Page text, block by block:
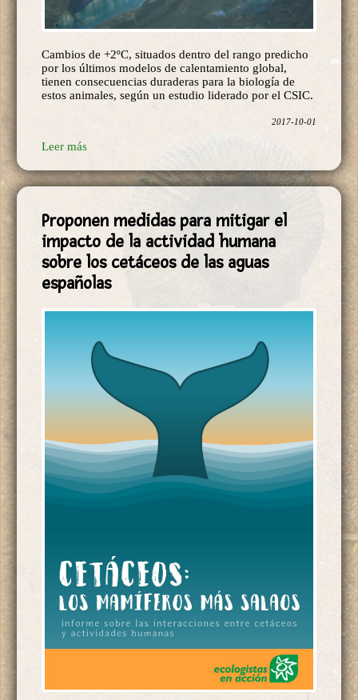
Cambios de +2ºC, situados dentro del rango predicho
por los últimos modelos de calentamiento global,
tienen consecuencias duraderas para la biología de
estos animales, según un estudio liderado por el CSIC.
2017-10-01
Leer más
Proponen medidas para mitigar el
impacto de la actividad humana
sobre los cetáceos de las aguas
españolas